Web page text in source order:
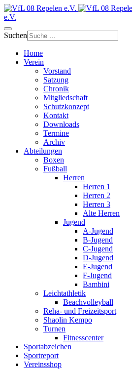
e.V.
Suchen
Home
Verein
Vorstand
Satzung
Chronik
Mitgliedschaft
Schutzkonzept
Kontakt
Downloads
Termine
Archiv
Abteilungen
Boxen
Fußball
Herren
Herren 1
Herren 2
Herren 3
Alte Herren
Jugend
A-Jugend
B-Jugend
C-Jugend
D-Jugend
E-Jugend
F-Jugend
Bambini
Leichtathletik
Beachvolleyball
Reha- und Freizeitsport
Shaolin Kempo
Turnen
Fitnesscenter
Sportabzeichen
Sportreport
Vereinsshop